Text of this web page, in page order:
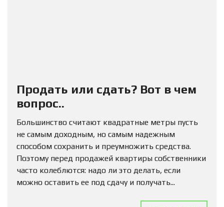
Продать или сдать? Вот в чем
вопрос..
Большинство считают квадратные метры пусть
не самым доходным, но самым надежным
способом сохранить и преумножить средства.
Поэтому перед продажей квартиры собственники
часто колеблются: надо ли это делать, если
можно оставить ее под сдачу и получать...